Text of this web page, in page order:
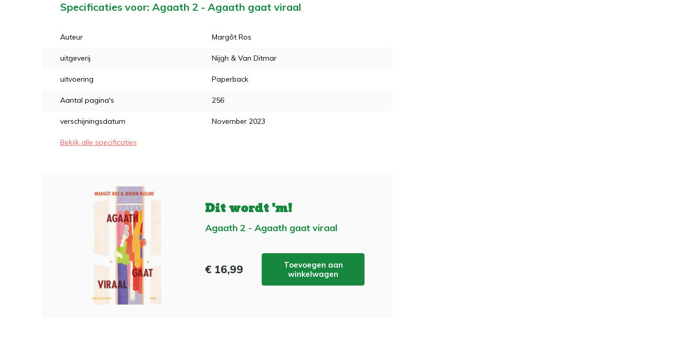
Specificaties voor: Agaath 2 - Agaath gaat viraal
Auteur Margôt Ros
uitgeverij Nijgh & Van Ditmar
uitvoering Paperback
Aantal pagina's 256
verschijningsdatum November 2023
Bekijk alle specificaties
Dit wordt 'm!
Agaath 2 - Agaath gaat viraal
€ 16,99
Toevoegen aan
winkelwagen